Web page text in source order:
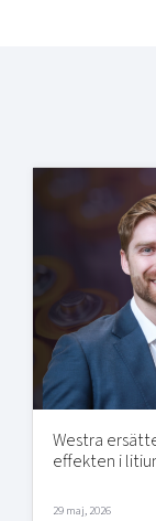
Westra
effekten i
29 maj, 2026